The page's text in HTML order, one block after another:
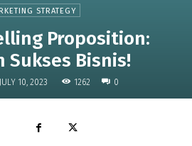
STRATEGY
Proposition:
Sukses Bisnis!
JULY 10, 2023 1262 0